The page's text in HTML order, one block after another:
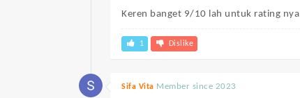
Keren banget 9/10 lah untuk rating nya
1 Dislike
Sifa Vita Member since 2023